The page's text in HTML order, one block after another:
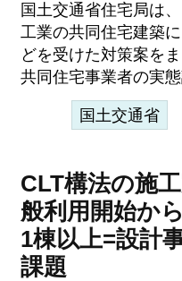
国土交通省住宅局は
工業の共同住宅建築
どを受けた対策案を
共同住宅事業者の実
国土交通省
CLT構法の施
般利用開始か
1棟以上=設計
課題